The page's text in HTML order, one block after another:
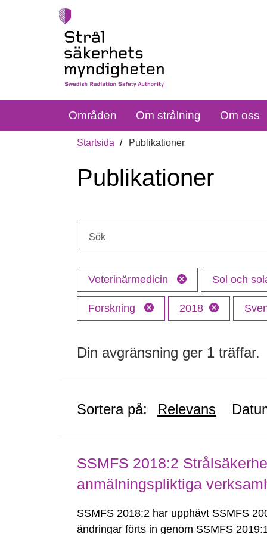
Områden Om strålning Om oss
Startsida Publikationer
Publikationer
Veterinärmedicin Sol och
Forskning 2018
Din avgränsning ger 1 träffar.
Sortera på: Relevans
SSMFS 2018:2
anmälningspliktiga
SSMFS 2018:2 har upphävt SSMFS
ändringar förts in genom SSMFS